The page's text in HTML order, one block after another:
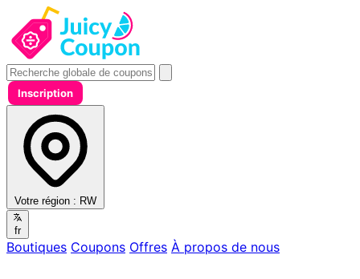
Inscription
Votre région : RW
fr
Boutiques Coupons Offres À propos de nous